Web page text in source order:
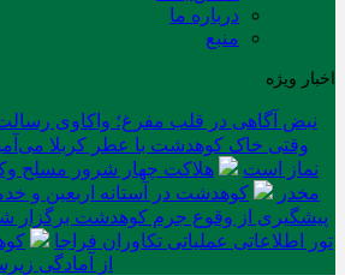
درباره ما
منبع
اخبار ویژه
نبض آگاهی در قلب مفرغ؛ واکاوی
وقتی خاک کوهدشت با عطر کربلا
نماز است
مخدر
کوهدشت در آستانه اربعین و
پیشگیری از وقوع جرم کوهدشت برگزار
تور اطلاعاتی عملیاتی تکاوران فراجا
از آمادگی